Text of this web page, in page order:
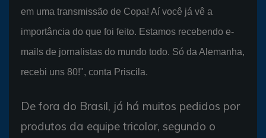
em uma transmissão de Copa! Aí você já vê a
importância do que foi feito. Estamos recebendo e-
mails de jornalistas do mundo todo. Só da Alemanha,
recebi uns 80!", conta Priscila.
De fora do Brasil, já há muitos pedidos por
produtos da equipe tricolor, segundo o